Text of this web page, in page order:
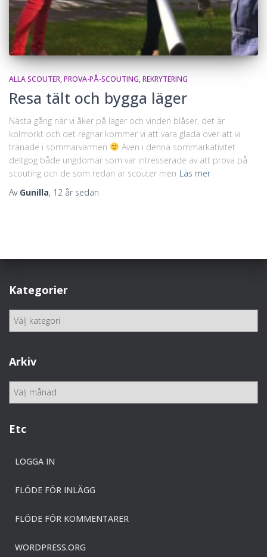
ALLA SCOUTER PROVA-PÅ-SCOUTING REKRYTERING
Resa tält och bygga läger
Nästa gång när vi åker på läger och vinden blåser, det är
kolmörkt och det regnar kommer vi att vara glada över att vi
tränade i sommarvärmen
Även i denna sommarkativitet
deltgog både ungdomar som var intresserade av att prova på
scouting och de som redan är scouter men Läs mer
Av Gunilla, 12 år sedan
Kategorier
g
o
i
r
Arkiv
A
iEtc
LOGGA IN
FLÖDE FÖR INLÄGG
FLÖDE FÖR KOMMENTARER
WORDPRESS.ORG